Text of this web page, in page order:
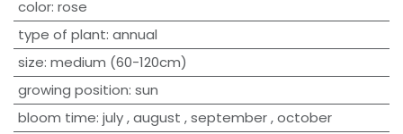
​color: rose
type of plant: annual
size: medium (60-120cm)
growing position: sun
bloom time: july,august ,september,october